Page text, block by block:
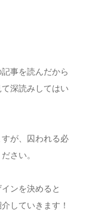
事を読んだから
深読みしてはい
が、囚われる必
さい。
ンを決めると
していきます！